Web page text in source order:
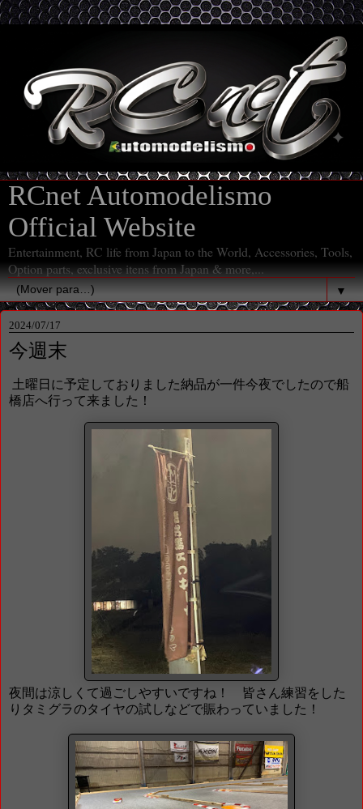
RCnet Automodelismo
Official Website
Entertainment, RC life from Japan to the World, Accessories, Tools,
Option parts, exclusive itens from Japan & more,...
▼
2024/07/17
今週末
土曜日に予定しておりました納品が一件今夜でしたので船
橋店へ行って来ました！
夜間は涼しくて過ごしやすいですね！ 皆さん練習をした
りタミグラのタイヤの試しなどで賑わっていました！